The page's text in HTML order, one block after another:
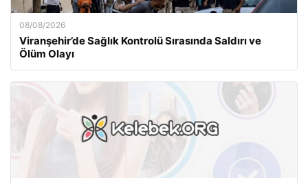
08/08/2026
Viranşehir’de Sağlık Kontrolü Sırasında Saldırı ve
Ölüm Olayı